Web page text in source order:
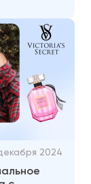
2024